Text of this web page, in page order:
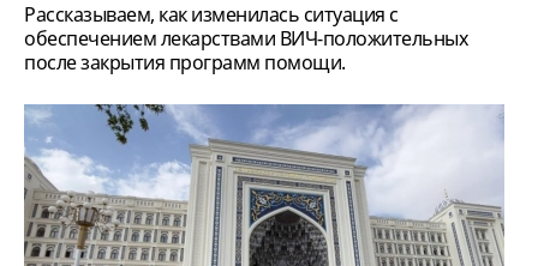
Рассказываем, как изменилась ситуация с
обеспечением лекарствами ВИЧ-положительных
после закрытия программ помощи.